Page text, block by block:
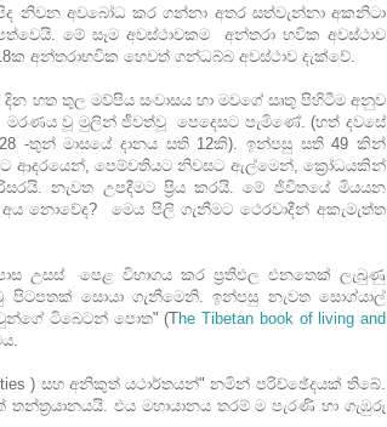
නිවන අවබෝධ කර ගන්නා අතර සත්වැන්නා අකනිටා
මේ සෑම අවස්ථාවකම අන්තරා භවික අවස්ථාව
අන්තරාභවික හෙවත් ගන්ධබ්බ අවස්ථාව දැක්වේ.
හත තුල මව්පිය සංවාසය හා මවගේ සෘතු පිහිටීම අනුව
වූ මුලින් ජීවත්වූ පෙදෙසට පැමිණේ. (හත් දවසේ
-තුන් මාසයේ දානය සති 12කි). ඉන්පසු සති 49 කින්
ආදරයෙන්, පෙම්වතියට නිවසට ඇල්මෙන්, ක්‍රෝධයකින්
නැවත උපදීමට ප්‍රිය කරයි. මේ ජිවිතයේ මියයන
නොවේද? මෙය පිලි ගැනීමට ථෙරවාදීන් අකැමැත්ත
උසස් පෙළ විභාගය කර ප්‍රතිඵල එනතෙක් ලැබුණු
පිටපතක් සොයා ගැනීමෙනි. ඉන්පසු නැවත සොග්යාල්
ටිබෙටන් පොත" (The Tibetan book of living and
) සහ අනිකුත් යථාර්තයන්" නමින් පරිච්ඡේදයක් තිබේ.
එය මහායානය තරම් ම පැරණි හා ගැඹුරු